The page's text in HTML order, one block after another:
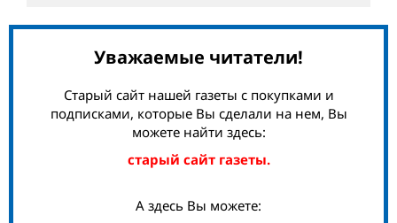
Уважаемые читатели!
Старый сайт нашей газеты с покупками и
подписками, которые Вы сделали на нем, Вы
можете найти здесь:
старый сайт газеты.
А здесь Вы можете: